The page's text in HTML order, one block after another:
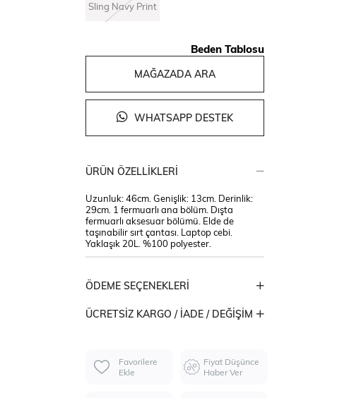
Sling Navy Print
Beden Tablosu
MAĞAZADA ARA
WHATSAPP DESTEK
ÜRÜN ÖZELLIKLERI
Uzunluk: 46cm. Genişlik: 13cm. Derinlik:
29cm. 1 fermuarlı ana bölüm. Dışta
fermuarlı aksesuar bölümü. Elde de
taşınabilir sırt çantası. Laptop cebi.
Yaklaşık 20L. %100 polyester.
ÖDEME SEÇENEKLERI
ÜCRETSIZ KARGO / İADE / DEĞIŞIM
Favorilere
Ekle
Fiyat Düşünce
Haber Ver